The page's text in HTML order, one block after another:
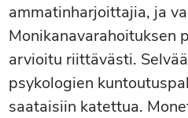
ammatinharjoittajia, ja
Monikanavarahoituksen
arvioitu riittävästi.
psykologien
saataisiin katettua.